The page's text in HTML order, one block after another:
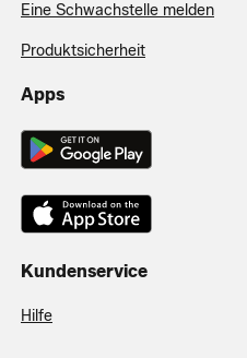
Eine Schwachstelle melden
Produktsicherheit
Apps
Kundenservice
Hilfe